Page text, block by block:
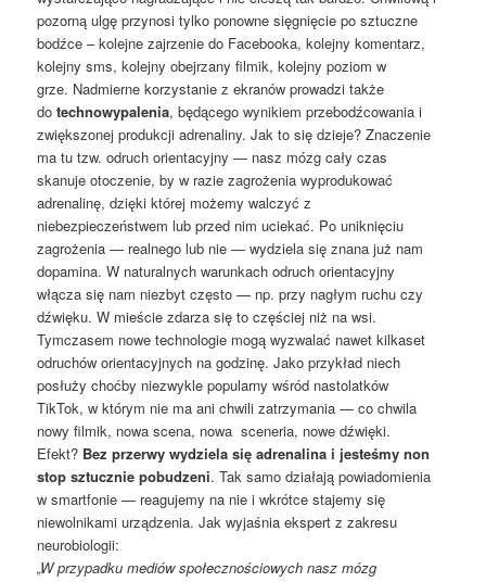
pozorną ulgę przynosi tylko ponowne sięgnięcie po sztuczne
bodźce – kolejne zajrzenie do Facebooka, kolejny komentarz,
kolejny sms, kolejny obejrzany filmik, kolejny poziom w
grze. Nadmierne korzystanie z ekranów prowadzi także
do technowypalenia, będącego wynikiem przebodźcowania i
zwiększonej produkcji adrenaliny. Jak to się dzieje? Znaczenie
ma tu tzw. odruch orientacyjny — nasz mózg cały czas
skanuje otoczenie, by w razie zagrożenia wyprodukować
adrenalinę, dzięki której możemy walczyć z
niebezpieczeństwem lub przed nim uciekać. Po uniknięciu
zagrożenia — realnego lub nie — wydziela się znana już nam
dopamina. W naturalnych warunkach odruch orientacyjny
włącza się nam niezbyt często — np. przy nagłym ruchu czy
dźwięku. W mieście zdarza się to częściej niż na wsi.
Tymczasem nowe technologie mogą wyzwalać nawet kilkaset
odruchów orientacyjnych na godzinę. Jako przykład niech
posłuży choćby niezwykle popularny wśród nastolatków
TikTok, w którym nie ma ani chwili zatrzymania — co chwila
nowy filmik, nowa scena, nowa sceneria, nowe dźwięki.
Efekt? Bez przerwy wydziela się adrenalina i jesteśmy non
stop sztucznie pobudzeni. Tak samo działają powiadomienia
w smartfonie — reagujemy na nie i wkrótce stajemy się
niewolnikami urządzenia. Jak wyjaśnia ekspert z zakresu
neurobiologii:
„W przypadku mediów społecznościowych nasz mózg